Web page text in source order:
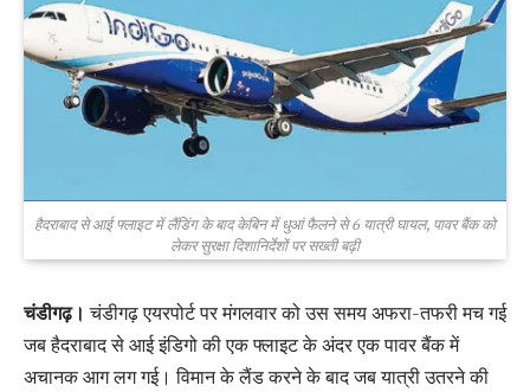
हैदराबाद से आई फ्लाइट में लैंडिंग के बाद केबिन में धुआं फैलने से 6 यात्री घायल, पावर बैंक को
लेकर सुरक्षा दिशानिर्देशों पर सख्ती बढ़ी
चंडीगढ़। चंडीगढ़ एयरपोर्ट पर मंगलवार को उस समय अफरा-तफरी मच गई
जब हैदराबाद से आई इंडिगो की एक फ्लाइट के अंदर एक पावर बैंक में
अचानक आग लग गई। विमान के लैंड करने के बाद जब यात्री उतरने की